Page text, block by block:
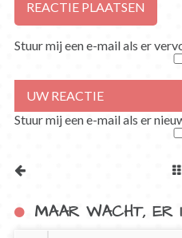
Stuur mij een e-mail als er
Stuur mij een e-mail als er
MAAR WACHT, ER